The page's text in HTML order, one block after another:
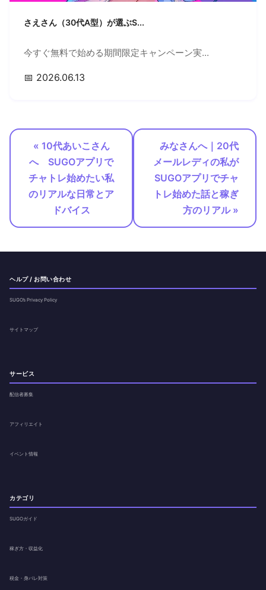
さえさん（30代A型）が選ぶS...
今すぐ無料で始める期間限定キャンペーン実...
📅 2026.06.13
« 10代あいこさん
へ SUGOアプリで
チャトレ始めたい私
のリアルな日常とア
ドバイス
みなさんへ｜20代
メールレディの私が
SUGOアプリでチャ
トレ始めた話と稼ぎ
方のリアル »
ヘルプ / お問い合わせ
SUGO’s Privacy Policy
サイトマップ
サービス
配信者募集
アフィリエイト
イベント情報
カテゴリ
SUGOガイド
稼ぎ方・収益化
税金・身バレ対策